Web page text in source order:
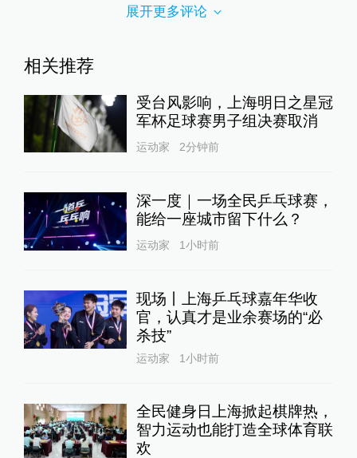
展开更多评论
相关推荐
受台风影响，上海明日之星冠
军杯足球赛男子组决赛取消
运动家 2分钟前
深一度｜一场全民乒乓球赛，
能给一座城市留下什么？
运动家 1小时前
现场丨上海乒乓球嘉年华收
官，认真才是业余赛场的“必
杀技”
运动家 1小时前
全民健身日上海掀起棋牌热，
智力运动也能打造全球体育联
欢